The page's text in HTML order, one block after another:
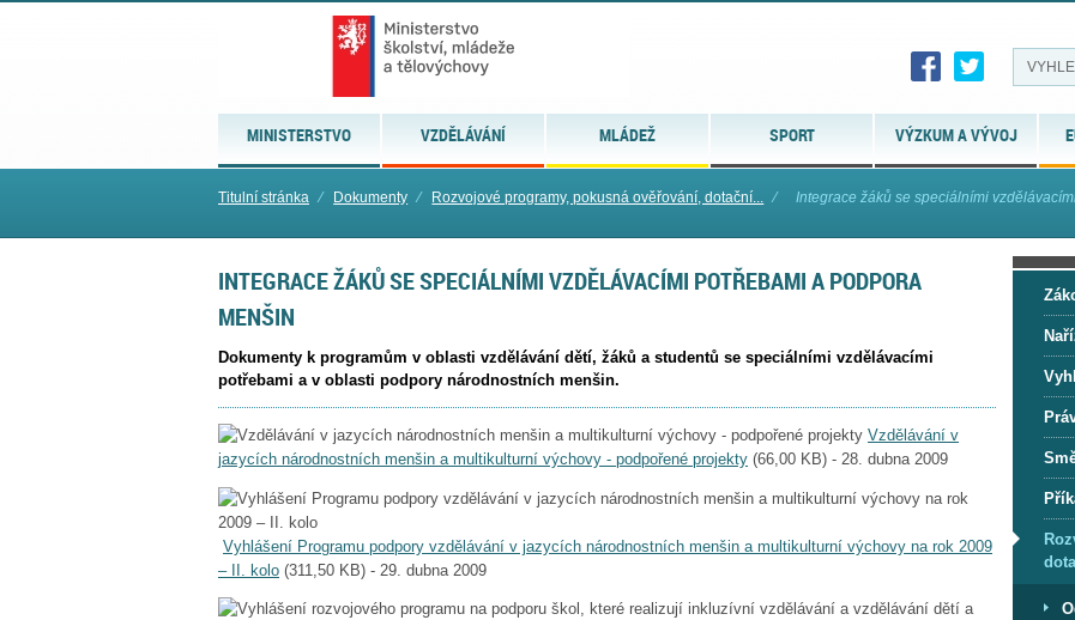
MINISTERSTVO VZDĚLÁVÁNÍ MLÁDEŽ SPORT VÝZKUM A VÝVOJ
Titulní stránka ⁄ Dokumenty ⁄ Rozvojové programy, pokusná ověřování, dotační... ⁄ Integrace žáků se speciálními
INTEGRACE ŽÁKŮ SE SPECIÁLNÍMI VZDĚLÁVACÍMI POTŘEBAMI A PODPORA
MENŠIN
Dokumenty k programům v oblasti vzdělávání dětí, žáků a studentů se speciálními vzdělávacími
potřebami a v oblasti podpory národnostních menšin.
Vzdělávání v
jazycích národnostních menšin a multikulturní výchovy - podpořené projekty (66,00 KB) - 28. dubna 2009
Vyhlášení Programu podpory vzdělávání v jazycích národnostních menšin a multikulturní výchovy na rok 2009
– II. kolo (311,50 KB) - 29. dubna 2009